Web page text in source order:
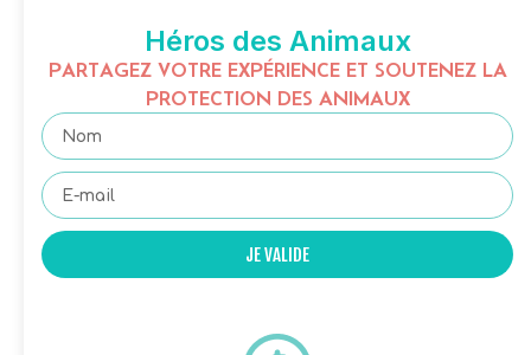
Héros des Animaux
PARTAGEZ VOTRE EXPÉRIENCE ET SOUTENEZ LA
PROTECTION DES ANIMAUX
JE VALIDE